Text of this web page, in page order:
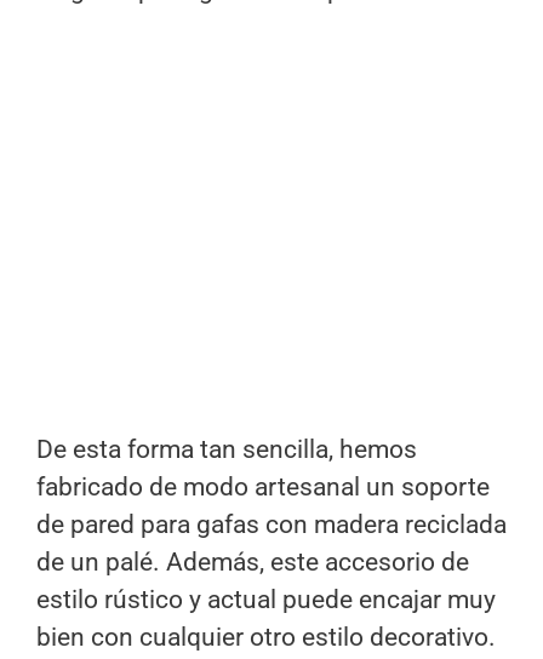
De esta forma tan sencilla, hemos
fabricado de modo artesanal un soporte
de pared para gafas con madera reciclada
de un palé. Además, este accesorio de
estilo rústico y actual puede encajar muy
bien con cualquier otro estilo decorativo.